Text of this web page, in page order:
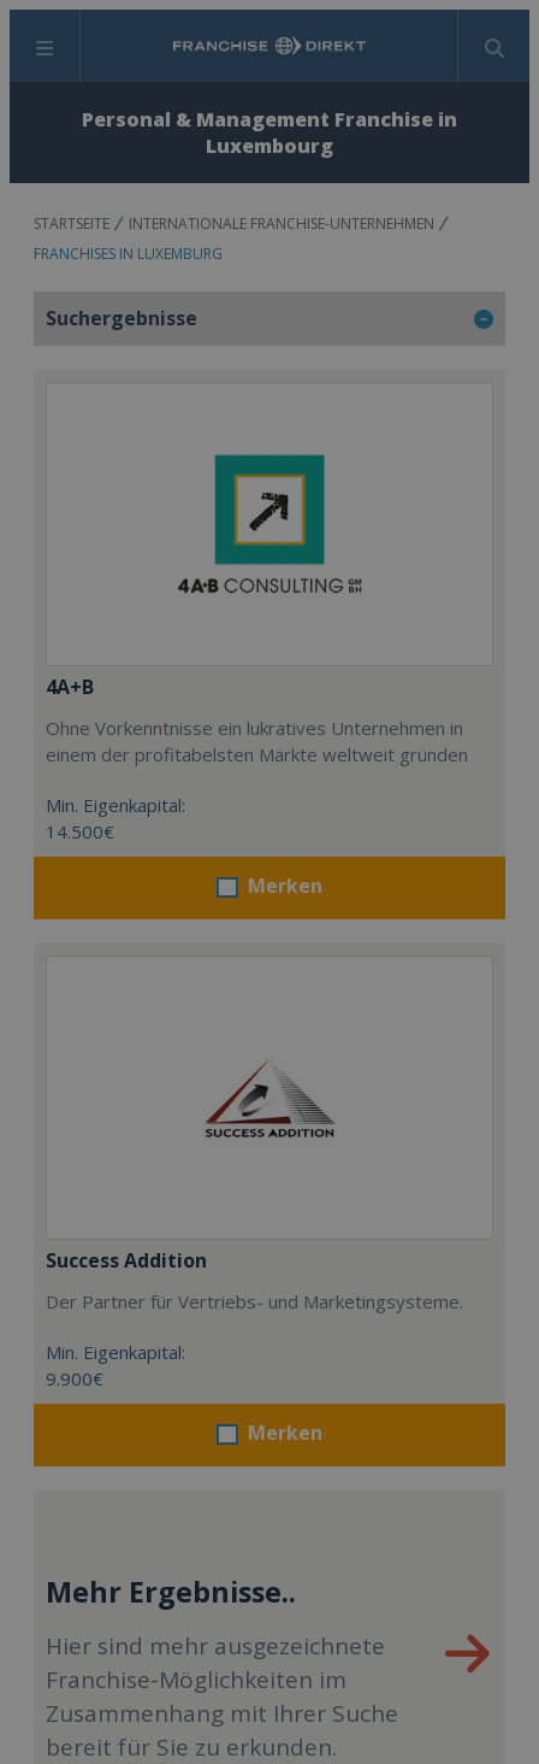
Menü Suchen
Personal & Management Franchise in
Luxembourg
STARTSEITE
INTERNATIONALE FRANCHISE-UNTERNEHMEN
FRANCHISES IN LUXEMBURG
Suchergebnisse
4A+B
Ohne Vorkenntnisse ein lukratives Unternehmen in
einem der profitabelsten Märkte weltweit gründen
Min. Eigenkapital:
14.500€
Merken
Success Addition
Der Partner für Vertriebs- und Marketingsysteme.
Min. Eigenkapital:
9.900€
Merken
Mehr Ergebnisse..
Hier sind mehr ausgezeichnete
Franchise-Möglichkeiten im
Zusammenhang mit Ihrer Suche
bereit für Sie zu erkunden.